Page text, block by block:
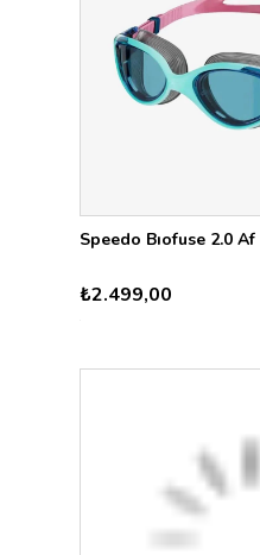
Speedo Bıofuse 2.0
₺2.499,00